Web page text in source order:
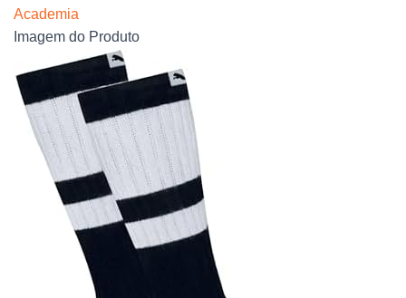
Academia
Imagem do Produto